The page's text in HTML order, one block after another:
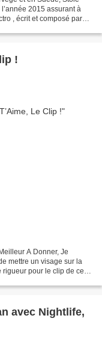
2015 assurant à
, écrit et composé par
!
A Donner, Je
mettre un visage sur la
rigueur pour le clip de ce
avec Nightlife,